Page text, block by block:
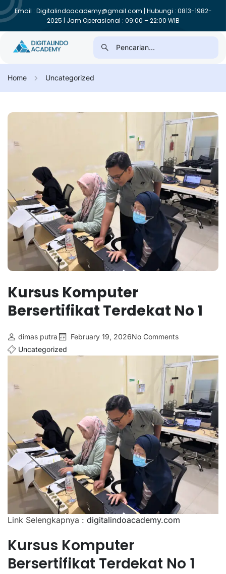
Email : Digitalindoacademy@gmail.com | Hubungi : 0813-1982-
2025 | Jam Operasional : 09:00 – 22:00 WIB
Home Uncategorized
Kursus Komputer
Bersertifikat Terdekat No 1
dimas putra February 19, 2026No Comments
Uncategorized
Link Selengkapnya : digitalindoacademy.com
Kursus Komputer
Bersertifikat Terdekat No 1